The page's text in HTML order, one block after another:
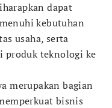
dapat
kebutuhan
usaha, serta
produk teknologi ke
merupakan bagian
bisnis